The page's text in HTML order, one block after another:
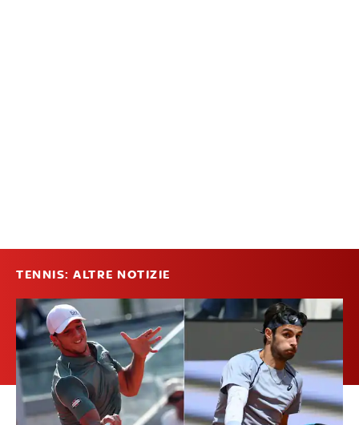
TENNIS: ALTRE NOTIZIE